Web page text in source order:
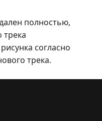
полностью,
трека
согласно
трека.